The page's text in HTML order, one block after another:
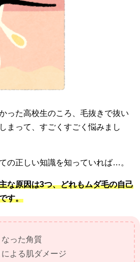
った高校生のころ、毛抜きで抜い
まって、すごくすごく悩みまし
の正しい知識を知っていれば…。
な原因は3つ、どれもムダ毛の自己
す。
った角質
よる肌ダメージ